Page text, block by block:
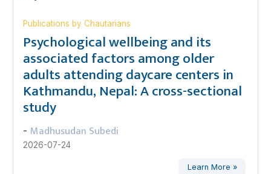
Publications by Chautarians
Psychological wellbeing and its
associated factors among older
adults attending daycare centers in
Kathmandu, Nepal: A cross-sectional
study
- Madhusudan Subedi
2026-07-24
Learn More »